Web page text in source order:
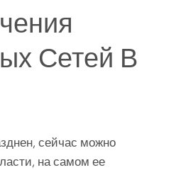
Сетей В
сейчас можно
на самом ее